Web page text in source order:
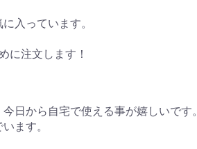
入っています。
に注文します！
日から自宅で使える事が嬉しいです
ます。